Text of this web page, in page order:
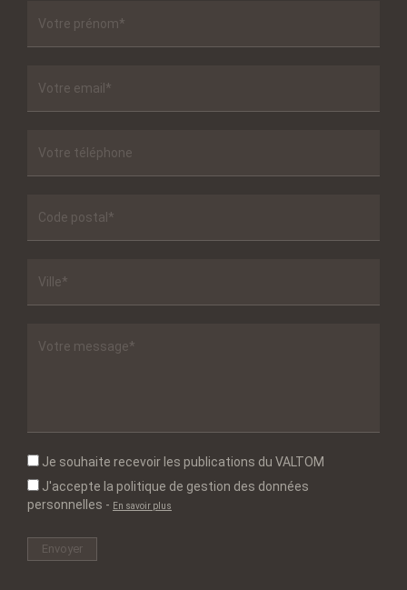
Je souhaite recevoir les publications du VALTOM
J'accepte la politique de gestion des données
personnelles - En savoir plus